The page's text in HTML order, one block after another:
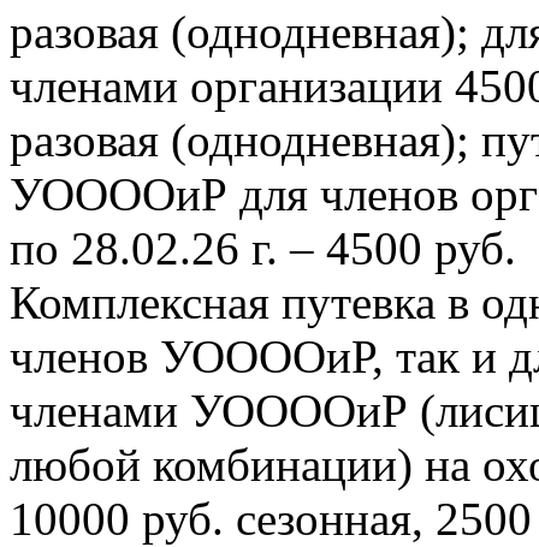
разовая (однодневная);
членами организации
разовая (однодневная);
УООООиР для членов
по 28.02.26 г. – 4500 руб.
Комплексная путевка в
членов УООООиР, так и
членами УООООиР
любой комбинации) на
10000 руб. сезонная,